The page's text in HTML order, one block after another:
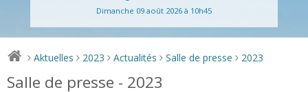
Dimanche 09 août 2026 à 10h45
> Aktuelles > 2023 > Actualités > Salle de presse > 2023
Salle de presse - 2023